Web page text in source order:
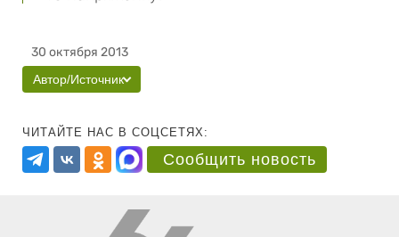
30 октября 2013
Автор/Источник
ЧИТАЙТЕ НАС В СОЦСЕТЯХ:
Сообщить новость